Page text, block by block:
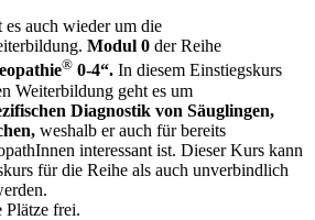
auch wieder um die
Modul 0 der Reihe
® 0-4“. In diesem Einstiegskurs
Weiterbildung geht es um
Diagnostik von Säuglingen,
weshalb er auch für bereits
interessant ist. Dieser Kurs kann
für die Reihe als auch unverbindlich
Plätze frei.